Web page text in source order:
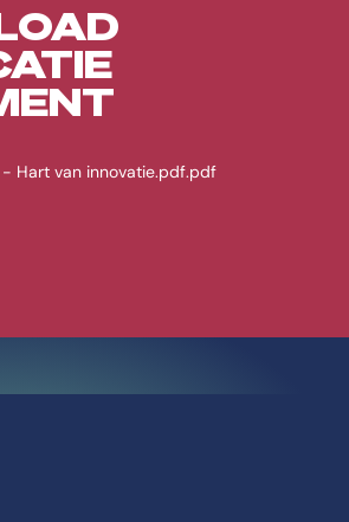
- Hart van innovatie.pdf.pdf